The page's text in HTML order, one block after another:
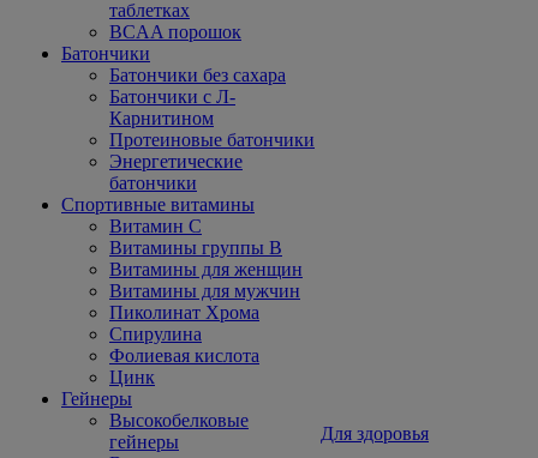
таблетках
BCAA порошок
Батончики
Батончики без сахара
Батончики с Л-
Карнитином
Протеиновые батончики
Энергетические
батончики
Спортивные витамины
Витамин С
Витамины группы В
Витамины для женщин
Витамины для мужчин
Пиколинат Хрома
Спирулина
Фолиевая кислота
Цинк
Гейнеры
Высокобелковые
гейнеры
Для здоровья